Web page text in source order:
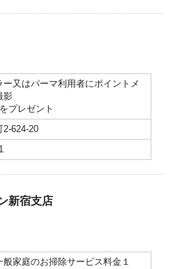
ー又はパーマ利用者にポイントメ
影
プレゼント
2-624-20
新宿支店
般家庭のお掃除サービス料金１